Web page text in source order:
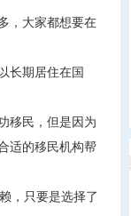
，大家都想要在
长期居住在国
移民，但是因为
适的移民机构帮
，只要是选择了